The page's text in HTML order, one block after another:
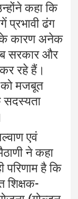
कहा कि
प्रभावी ढंग
कारण अनेक
सरकार और
रहे हैं।
को मजबूत
एवं
ने कहा
है कि
शिक्षक-